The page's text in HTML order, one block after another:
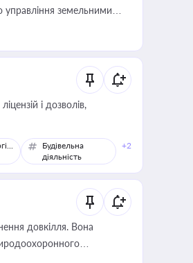
земельними
і дозволів,
Торгівля
Будівельна
діяльність
+2
довкілля. Вона